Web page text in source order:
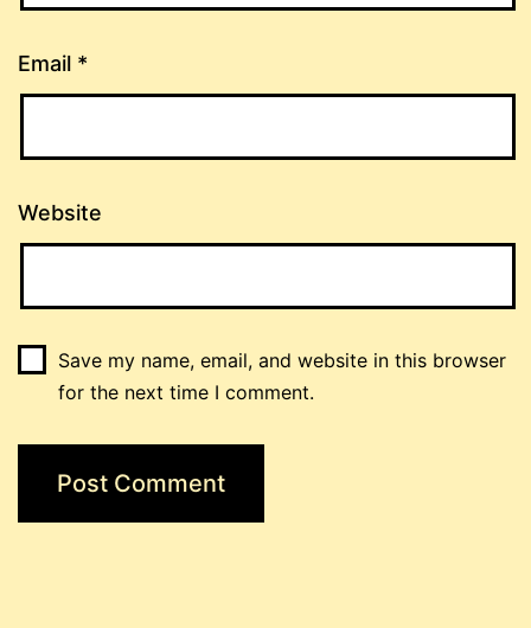
Email *
Website
Save my name, email, and website in this browser
for the next time I comment.